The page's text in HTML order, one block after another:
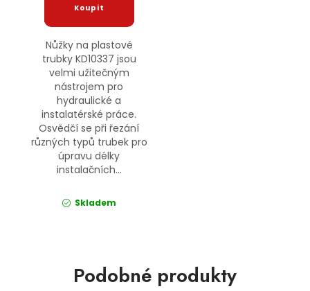
Nůžky na plastové
trubky KD10337 jsou
velmi užitečným
nástrojem pro
hydraulické a
instalatérské práce.
Osvědčí se při řezání
různých typů trubek pro
úpravu délky
instalačních...
Skladem
Podobné produkty